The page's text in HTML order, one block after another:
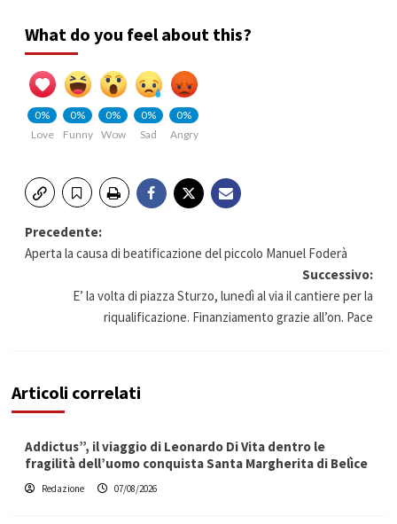
What do you feel about this?
0%
Love
0%
Funny
0%
Wow
0%
Sad
0%
Angry
Navigazione
articolo
Precedente:
Aperta la causa di beatificazione del piccolo Manuel Foderà
Successivo:
E’ la volta di piazza Sturzo, lunedì al via il cantiere per la
riqualificazione. Finanziamento grazie all’on. Pace
Articoli correlati
Addictus”, il viaggio di Leonardo Di Vita dentro le
fragilità dell’uomo conquista Santa Margherita di Belìce
Redazione 07/08/2026